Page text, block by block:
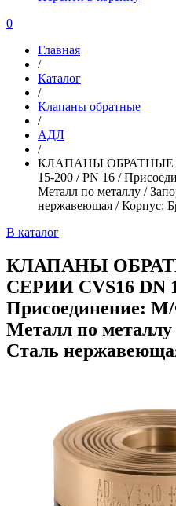
0
Главная
/
Каталог
/
Клапаны обратные
/
АДЛ
/
КЛАПАНЫ ОБРАТНЫЕ
15-200 / PN 16 /
Металл по металлу /
нержавеющая / Корпус:
В каталог
КЛАПАНЫ
СЕРИИ CVS16 DN
Присоединение:
Металл по
Сталь